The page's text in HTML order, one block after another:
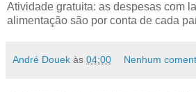
Atividade gratuita: as despesas com
alimentação são por conta de cada
André Douek às 04:00 Nenhum